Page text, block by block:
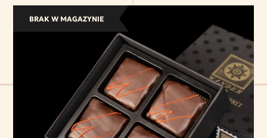
BRAK W MAGAZYNIE